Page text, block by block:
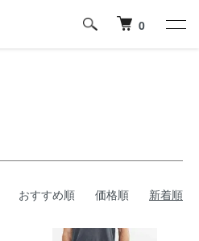
0
おすすめ順 価格順 新着順